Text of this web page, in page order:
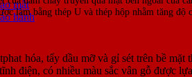
mật
hành
làm bằng thép U và thép hộp nhằm tăng độ
hóa, tẩy dầu mỡ và gỉ sét trên bề
điện, có nhiều màu sắc vân gỗ được